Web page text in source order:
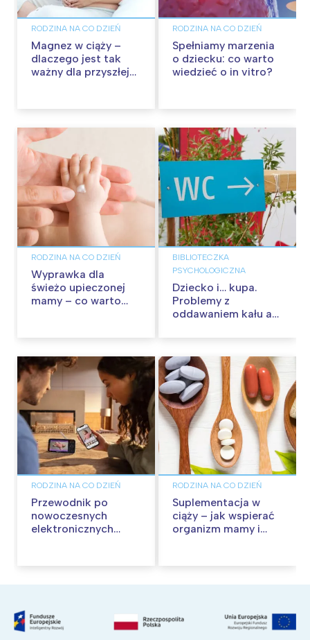
RODZINA NA CO DZIEŃ
Magnez w ciąży –
dlaczego jest tak
ważny dla przyszłej
RODZINA NA CO DZIEŃ
Spełniamy marzenia
o dziecku: co warto
wiedzieć o in vitro?
RODZINA NA CO DZIEŃ
Wyprawka dla
świeżo upieczonej
mamy – co warto
BIBLIOTECZKA
PSYCHOLOGICZNA
Dziecko i… kupa.
Problemy z
oddawaniem kału a
RODZINA NA CO DZIEŃ
Przewodnik po
nowoczesnych
elektronicznych
RODZINA NA CO DZIEŃ
Suplementacja w
ciąży – jak wspierać
organizm mamy i